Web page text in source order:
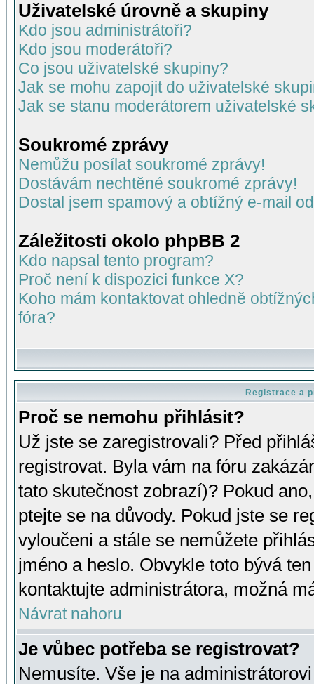
Uživatelské úrovně a skupiny
Kdo jsou administrátoři?
Kdo jsou moderátoři?
Co jsou uživatelské skupiny?
Jak se mohu zapojit do uživatelské
Jak se stanu moderátorem uživatelské
Soukromé zprávy
Nemůžu posílat soukromé zprávy!
Dostávám nechtěné soukromé zprávy!
Dostal jsem spamový a obtížný e-mail
Záležitosti okolo phpBB 2
Kdo napsal tento program?
Proč není k dispozici funkce X?
Koho mám kontaktovat ohledně
fóra?
Registrace a
Proč se nemohu přihlásit?
Už jste se zaregistrovali? Před
registrovat. Byla vám na fóru
tato skutečnost zobrazí)? Pokud
ptejte se na důvody. Pokud jste se
vyloučeni a stále se nemůžete
jméno a heslo. Obvykle toto bývá
kontaktujte administrátora, možná
Návrat nahoru
Je vůbec potřeba se registrovat?
Nemusíte. Vše je na